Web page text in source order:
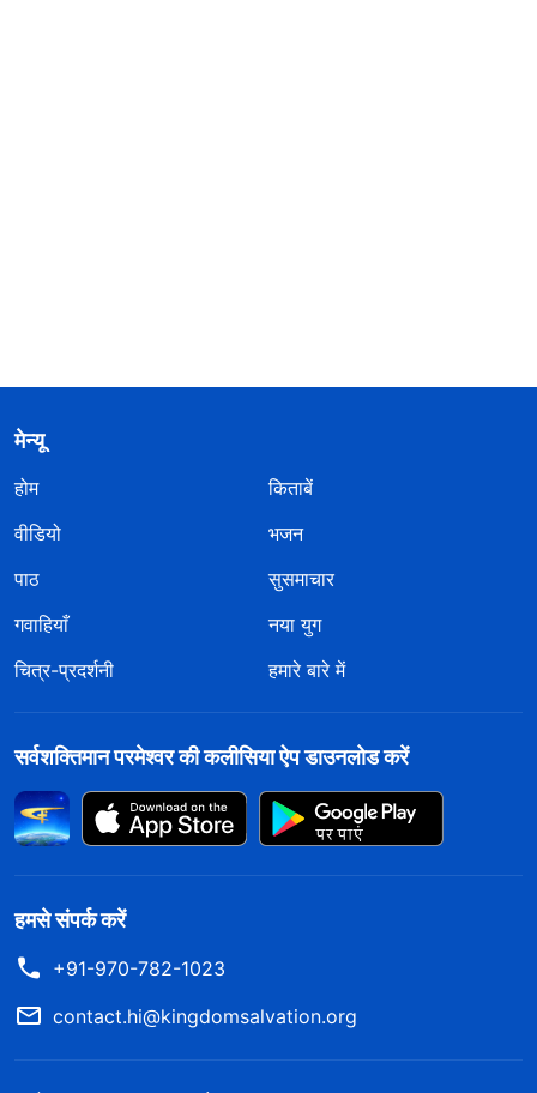
मेन्यू
होम
किताबें
वीडियो
भजन
पाठ
सुसमाचार
गवाहियाँ
नया युग
चित्र-प्रदर्शनी
हमारे बारे में
सर्वशक्तिमान परमेश्वर की कलीसिया ऐप डाउनलोड करें
हमसे संपर्क करें
+91-970-782-1023
contact.hi@kingdomsalvation.org